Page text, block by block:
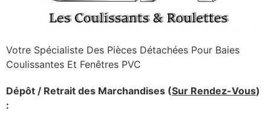
Votre Spécialiste Des Pièces Détachées Pour Baies
Coulissantes Et Fenêtres PVC
Dépôt / Retrait des Marchandises (Sur Rendez-Vous)
: